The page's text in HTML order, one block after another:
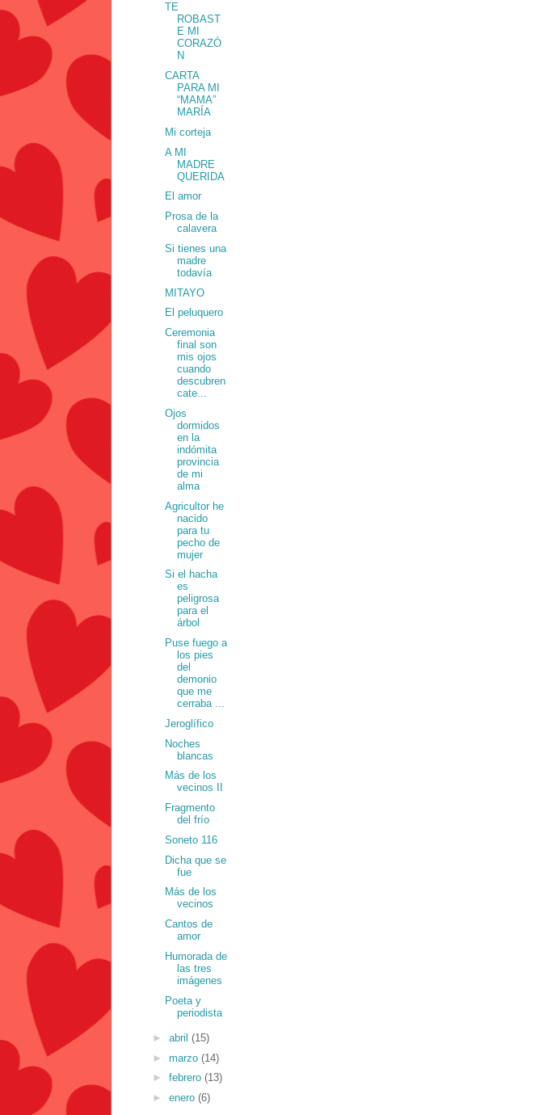
TE
ROBAST
E MI
CORAZÓ
N
CARTA
PARA MI
“MAMA”
MARÍA
Mi corteja
A MI
MADRE
QUERIDA
El amor
Prosa de la
calavera
Si tienes una
madre
todavía
MITAYO
El peluquero
Ceremonia
final son
mis ojos
cuando
descubren
cate...
Ojos
dormidos
en la
indómita
provincia
de mi
alma
Agricultor he
nacido
para tu
pecho de
mujer
Si el hacha
es
peligrosa
para el
árbol
Puse fuego a
los pies
del
demonio
que me
cerraba ...
Jeroglífico
Noches
blancas
Más de los
vecinos II
Fragmento
del frío
Soneto 116
Dicha que se
fue
Más de los
vecinos
Cantos de
amor
Humorada de
las tres
imágenes
Poeta y
periodista
► abril (15)
► marzo (14)
► febrero (13)
► enero (6)